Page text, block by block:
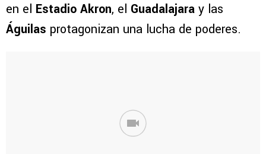
en el Estadio Akron, el Guadalajara y las
Águilas protagonizan una lucha de poderes.